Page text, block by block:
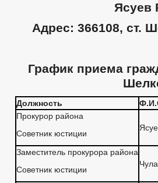
Ясуев
Адрес: 366108, ст.
График приема
Должность
Прокурор района
Советник юстиции
Заместитель прокурора района
Советник юстиции